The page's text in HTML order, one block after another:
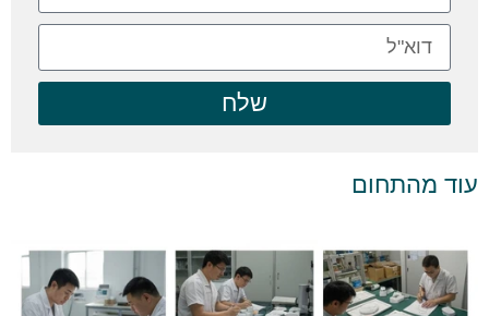
שלח
עוד מהתחום